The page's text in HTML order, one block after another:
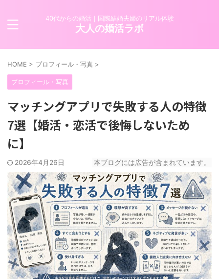
40代からの婚活｜国際結婚夫婦のリアル体験
大人の婚活ラボ
HOME > プロフィール・写真 >
プロフィール・写真
マッチングアプリで失敗する人の特徴
7選【婚活・恋活で後悔しないため
に】
2026年4月26日 本ブログには広告が含まれています。